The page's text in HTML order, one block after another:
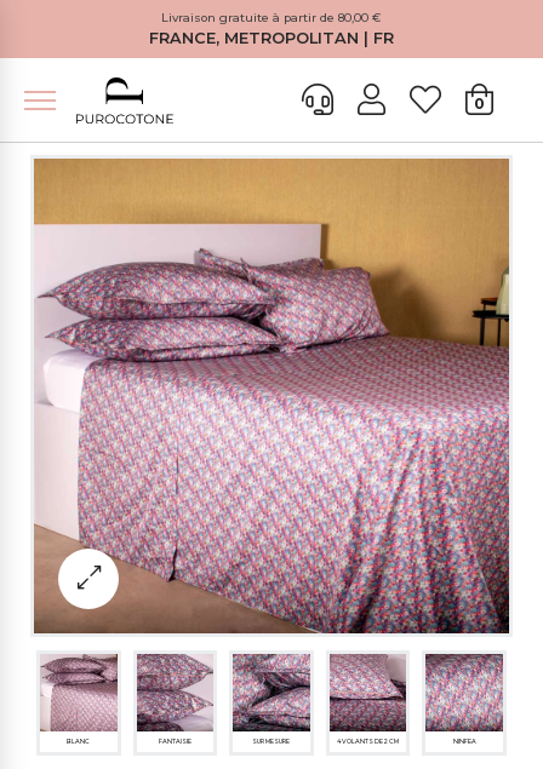
Livraison gratuite à partir de 80,00 €
FRANCE, METROPOLITAN | FR
0
BLANC FANTAISIE SUR MESURE 4 VOLANTS DE 2 CM NINFEA